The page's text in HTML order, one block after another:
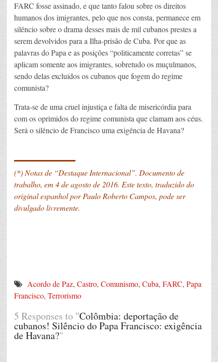
FARC fosse assinado, e que tanto falou sobre os direitos
humanos dos imigrantes, pelo que nos consta, permanece em
silêncio sobre o drama desses mais de mil cubanos prestes a
serem devolvidos para a Ilha-prisão de Cuba. Por que as
palavras do Papa e as posições “politicamente corretas” se
aplicam somente aos imigrantes, sobretudo os muçulmanos,
sendo delas excluídos os cubanos que fogem do regime
comunista?
Trata-se de uma cruel injustiça e falta de misericórdia para
com os oprimidos do regime comunista que clamam aos céus.
Será o silêncio de Francisco uma exigência de Havana?
(*) Notas de “Destaque Internacional”. Documento de
trabalho, em 4 de agosto de 2016. Este texto, traduzido do
original espanhol por Paulo Roberto Campos, pode ser
divulgado livremente.
Acordo de Paz, Castro, Comunismo, Cuba, FARC, Papa
Francisco, Terrorismo
5 Responses to "Colômbia: deportação de
cubanos! Silêncio do Papa Francisco: exigência
de Havana?"